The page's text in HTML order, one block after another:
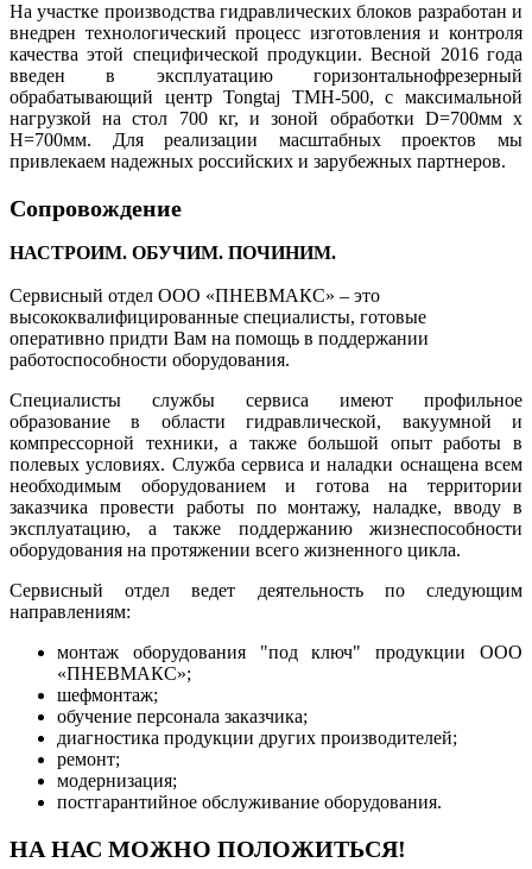
На участке производства гидравлических блоков разработан и
внедрен технологический процесс изготовления и контроля
качества этой специфической продукции. Весной 2016 года
введен в эксплуатацию горизонтальнофрезерный
обрабатывающий центр Tongtaj TMH-500, с максимальной
нагрузкой на стол 700 кг, и зоной обработки D=700мм х
H=700мм. Для реализации масштабных проектов мы
привлекаем надежных российских и зарубежных партнеров.
Сопровождение
НАСТРОИМ. ОБУЧИМ. ПОЧИНИМ.
Сервисный отдел ООО «ПНЕВМАКС» – это
высококвалифицированные специалисты, готовые
оперативно придти Вам на помощь в поддержании
работоспособности оборудования.
Специалисты службы сервиса имеют профильное
образование в области гидравлической, вакуумной и
компрессорной техники, а также большой опыт работы в
полевых условиях. Служба сервиса и наладки оснащена всем
необходимым оборудованием и готова на территории
заказчика провести работы по монтажу, наладке, вводу в
эксплуатацию, а также поддержанию жизнеспособности
оборудования на протяжении всего жизненного цикла.
Сервисный отдел ведет деятельность по следующим
направлениям:
монтаж оборудования "под ключ" продукции ООО
«ПНЕВМАКС»;
шефмонтаж;
обучение персонала заказчика;
диагностика продукции других производителей;
ремонт;
модернизация;
постгарантийное обслуживание оборудования.
НА НАС МОЖНО ПОЛОЖИТЬСЯ!